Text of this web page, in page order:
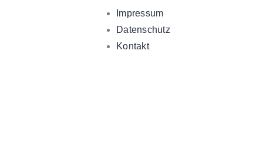
Impressum
Datenschutz
Kontakt